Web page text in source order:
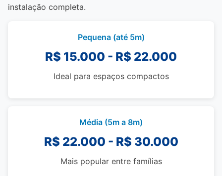
instalação completa.
Pequena (até 5m)
R$ 15.000 - R$ 22.000
Ideal para espaços compactos
Média (5m a 8m)
R$ 22.000 - R$ 30.000
Mais popular entre famílias